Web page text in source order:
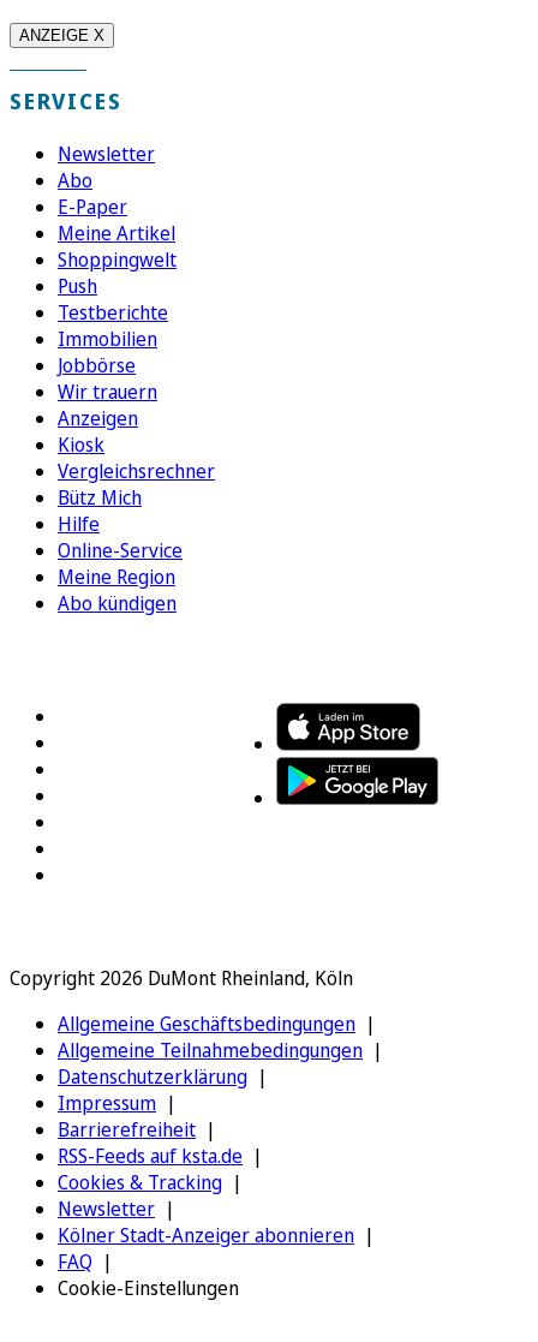
ANZEIGE X
SERVICES
Newsletter
Abo
E-Paper
Meine Artikel
Shoppingwelt
Push
Testberichte
Immobilien
Jobbörse
Wir trauern
Anzeigen
Kiosk
Vergleichsrechner
Bütz Mich
Hilfe
Online-Service
Meine Region
Abo kündigen
Copyright 2026 DuMont Rheinland, Köln
Allgemeine Geschäftsbedingungen
Allgemeine Teilnahmebedingungen
Datenschutzerklärung
Impressum
Barrierefreiheit
RSS-Feeds auf ksta.de
Cookies & Tracking
Newsletter
Kölner Stadt-Anzeiger abonnieren
FAQ
Cookie-Einstellungen